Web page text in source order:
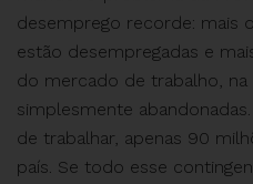
desemprego recorde: mais
estão desempregadas e
do mercado de trabalho,
simplesmente
de trabalhar, apenas 90
país. Se todo esse